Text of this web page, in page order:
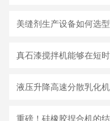
美缝剂生产设备如何选型